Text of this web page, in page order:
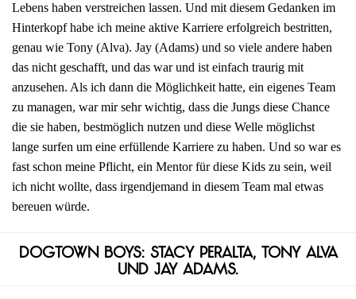
Lebens haben verstreichen lassen. Und mit diesem Gedanken im
Hinterkopf habe ich meine aktive Karriere erfolgreich bestritten,
genau wie Tony (Alva). Jay (Adams) und so viele andere haben
das nicht geschafft, und das war und ist einfach traurig mit
anzusehen. Als ich dann die Möglichkeit hatte, ein eigenes Team
zu managen, war mir sehr wichtig, dass die Jungs diese Chance
die sie haben, bestmöglich nutzen und diese Welle möglichst
lange surfen um eine erfüllende Karriere zu haben. Und so war es
fast schon meine Pflicht, ein Mentor für diese Kids zu sein, weil
ich nicht wollte, dass irgendjemand in diesem Team mal etwas
bereuen würde.
Dogtown Boys: Stacy Peralta, Tony Alva
und Jay Adams.